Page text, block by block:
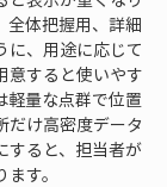
全体把握用、詳細
に、用途に応じて
意すると使いやす
軽量な点群で位置
だけ高密度データ
すると、担当者が
す。